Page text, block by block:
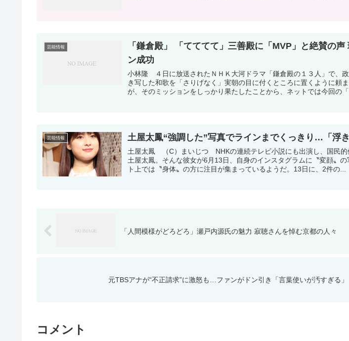
芸能情報
「鎌倉殿」 「てててて」三善殿に「MVP」と絶賛の声
ン成功
小林隆 ４日に放送されたＮＨＫ大河ドラマ「鎌倉殿の１３人」で、
き写した和歌を「さりげなく」実朝の目に付くところに置くように頼
が、そのミッションをしっかり果たしたことから、ネットでは今回の「
芸能情報 土屋太鳳“強調した”写真でラインまでくっきり…「浮き
土屋太鳳 （C）まいじつ NHKの連続テレビ小説にも出演し、国民的
土屋太鳳。そんな彼女が6月13日、自身のインスタグラムに〝変顔〟
ト上では〝身体〟の方に注目が集まっているようだ。13日に、2件の...
「人間模様がどろどろ」瀬戸内源氏の魅力 寂聴さんを悼む京都の人々
元TBSアナが“不正請求”に激怒も…ファンがドン引き「言葉使いが汚すぎる」
コメント